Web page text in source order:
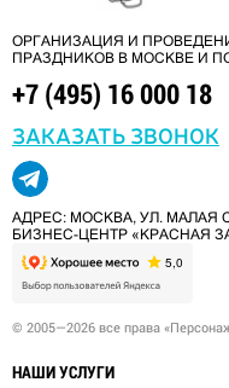
ОРГАНИЗАЦИЯ И
ПРАЗДНИКОВ В МОСКВЕ И
+7 (495) 16 000 18
ЗАКАЗАТЬ ЗВОНОК
АДРЕС: МОСКВА, УЛ. МАЛАЯ
БИЗНЕС-ЦЕНТР «КРАСНАЯ
© 2005—2026 все права
НАШИ УСЛУГИ